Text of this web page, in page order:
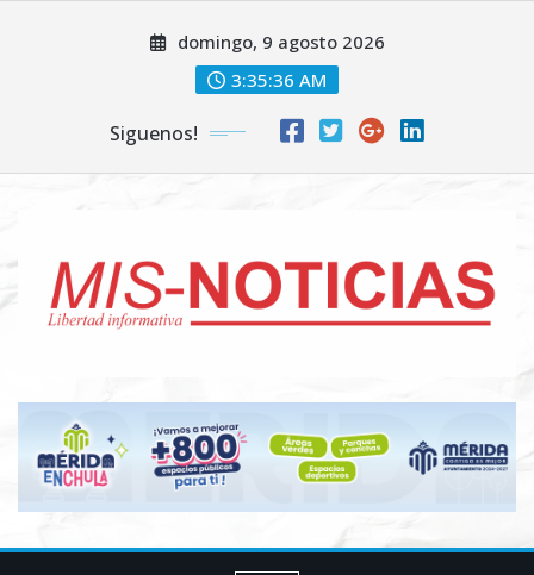
domingo, 9 agosto 2026
3:35:38 AM
Siguenos!